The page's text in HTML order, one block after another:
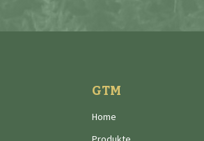
GTM
Home